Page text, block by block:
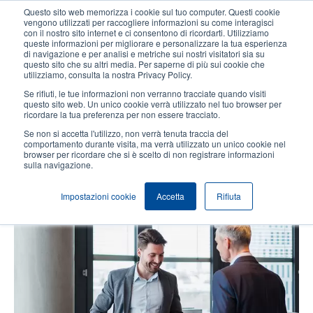
Questo sito web memorizza i cookie sul tuo computer. Questi cookie
vengono utilizzati per raccogliere informazioni su come interagisci
con il nostro sito internet e ci consentono di ricordarti. Utilizziamo
queste informazioni per migliorare e personalizzare la tua esperienza
di navigazione e per analisi e metriche sui nostri visitatori sia su
questo sito che su altri media. Per saperne di più sui cookie che
utilizziamo, consulta la nostra Privacy Policy.
Se rifiuti, le tue informazioni non verranno tracciate quando visiti
questo sito web. Un unico cookie verrà utilizzato nel tuo browser per
ricordare la tua preferenza per non essere tracciato.
Se non si accetta l'utilizzo, non verrà tenuta traccia del
comportamento durante visita, ma verrà utilizzato un unico cookie nel
browser per ricordare che si è scelto di non registrare informazioni
sulla navigazione.
Impostazioni cookie Accetta Rifiuta
contenuto
principale
User
account
User
Header
Seleziona Prodotti Contatto Vendite
Stampa Mobile
Temi